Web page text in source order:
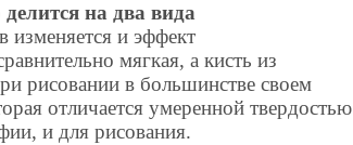
на два вида
изменяется и эффект
мягкая, а кисть из
рисовании в большинстве своем
отличается умеренной твердостью
и для рисования.